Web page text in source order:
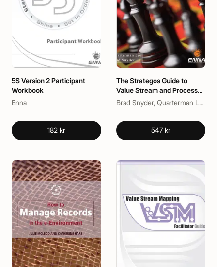
5S Version 2 Participant
Workbook
Enna
182 kr
The Strategos Guide to
Value Stream and Process
Mapping
Brad Snyder, Quarterman Lee
547 kr